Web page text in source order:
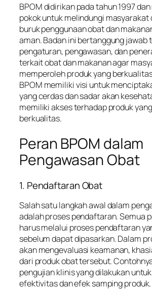
BPOM didirikan pada tahun 1997
pokok untuk melindungi masyarakat
buruk penggunaan obat dan
aman. Badan ini bertanggung jawab
pengaturan, pengawasan, dan
terkait obat dan makanan agar
memperoleh produk yang
BPOM memiliki visi untuk
yang cerdas dan sadar akan
memiliki akses terhadap produk
berkualitas.
Peran BPOM dalam
Pengawasan Obat
1. Pendaftaran Obat
Salah satu langkah awal dalam
adalah proses pendaftaran. Semua
harus melalui proses pendaftaran
sebelum dapat dipasarkan. Dalam
akan mengevaluasi keamanan,
dari produk obat tersebut.
pengujian klinis yang dilakukan
efektivitas dan efek samping produk.